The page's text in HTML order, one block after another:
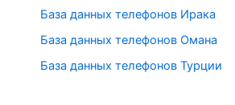
База данных телефонов Ирака
База данных телефонов Омана
База данных телефонов Турции